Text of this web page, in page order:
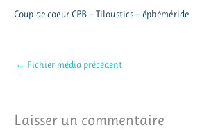
Coup de coeur CPB – Tiloustics – éphéméride
← Fichier média précédent
Laisser un commentaire